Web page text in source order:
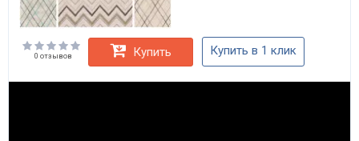
0 отзывов Купить Купить в 1 клик